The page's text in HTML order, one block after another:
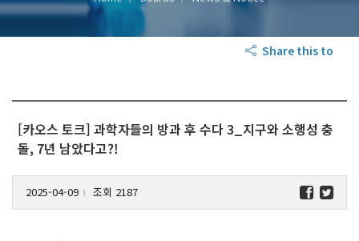
Share this to
[카오스 토크] 과학자들의 방과 후 수다 3_지구와 소행성 충
돌, 7년 남았다고?!
2025-04-09 l 조회 2187